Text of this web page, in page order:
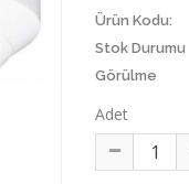
Ürün Kodu:
Stok Durumu
Görülme
Adet